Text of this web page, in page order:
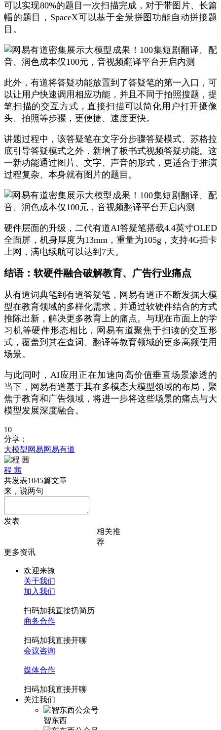
可以实现80%的题目一次扫描完成，对于带图片、长篇
幅的题目，SpaceX可以基于全景拼图功能自动拼接题
目。
此外，有道将答疑功能放置到了答疑笔的第一入口，可
以让用户快速调用相应功能，并且不同于拍照搜题，提
笔扫描的交互方式，直接扫描可以简化用户打开摄像
头、拍照等步骤，更便捷、速度更快。
讲题过程中，该答疑笔在文字分步骤答疑模式、苏格拉
底引导答疑模式之外，新增了板书式视频答疑功能。这
一新功能通过图片、文字、声音的形式，更适合于推演
过程复杂、本身就有图片的题目。
硬件层面的升级，二代有道AI答疑笔搭载4.4英寸OLED
全面屏，机身厚度为13mm，重量为105g，支持4G插卡
上网，满电续航可以达到7天。
结语：软硬件融合破解教育、广告行业痛点
从有道词典笔到有道答疑笔，网易有道正不断发掘大模
型在教育领域的多样化需求，并通过软硬件结合的方式
推陈出新，解决更多教育上的痛点。与现在市面上的学
习机等硬件形态相比，网易有道聚焦于扫读的交互形
式，覆盖到其在查词、翻译等教育领域的更多高频使用
场景。
与此同时，AI应用正在加速向高价值垂直场景渗透的
当下，网易有道基于其在多模态大模型领域的布局，聚
焦于教育和广告领域，将进一步将这些场景的痛点与大
模型发展深度融合。
10
分享：
大模型网易网易有道
程 茜
共发表1045篇文章
来，说两句
发表
相关推
荐
更多资讯
欢迎来撩
关于我们
加入我们
扫码加我直接扔简历
商务合作
扫码加我直接开聊
会议咨询
媒体合作
扫码加我直接开聊
关注我们
智东西